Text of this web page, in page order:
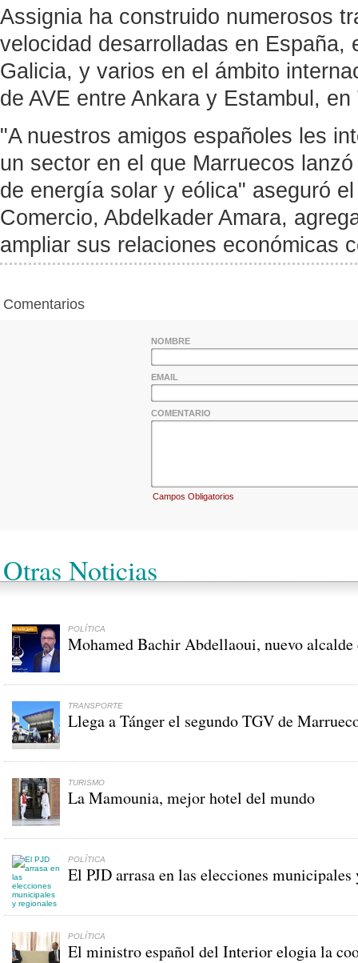
Assignia ha construido numerosos
velocidad desarrolladas en España,
Galicia, y varios en el ámbito
de AVE entre Ankara y Estambul,
"A nuestros amigos españoles les
un sector en el que Marruecos
de energía solar y eólica" aseguró
Comercio, Abdelkader Amara,
ampliar sus relaciones económicas
Comentarios
NOMBRE
EMAIL
COMENTARIO
Campos Obligatorios
Otras Noticias
POLÍTICA
Mohamed Bachir Abdellaoui, nuevo alcalde
TRANSPORTE
Llega a Tánger el segundo TGV de
TURISMO
La Mamounia, mejor hotel del mundo
POLÍTICA
El PJD arrasa en las elecciones
POLÍTICA
El ministro español del Interior elogia la